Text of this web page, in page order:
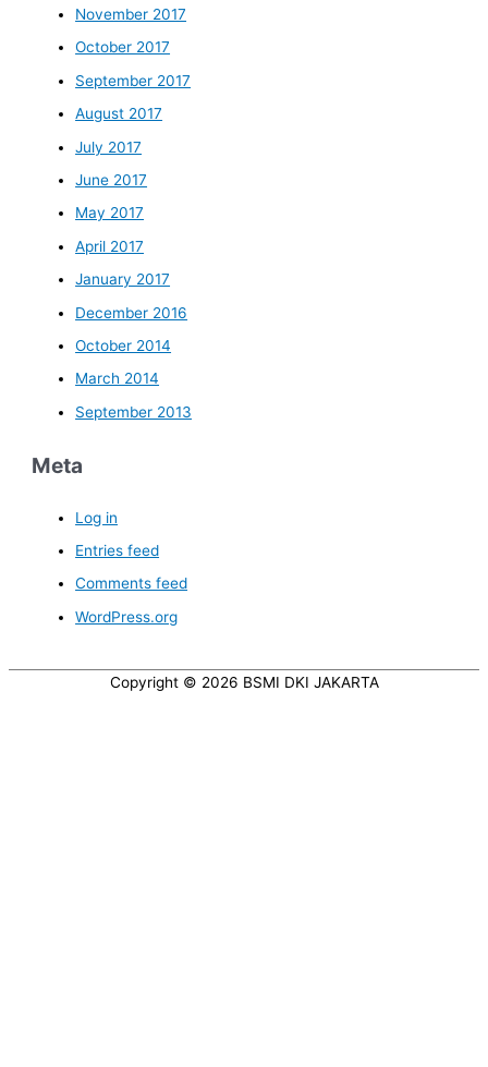
November 2017
October 2017
September 2017
August 2017
July 2017
June 2017
May 2017
April 2017
January 2017
December 2016
October 2014
March 2014
September 2013
Meta
Log in
Entries feed
Comments feed
WordPress.org
Copyright © 2026 BSMI DKI JAKARTA